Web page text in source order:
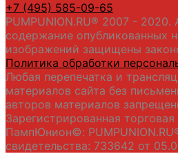
+7 (495) 585-09-65
PUMPUNION.RU® 2007 - 2020.
содержание опубликованных
изображений защищены
Политика обработки
Любая перепечатка и
материалов сайта без
авторов материалов
Зарегистрированная
ПампЮнион©:
свидетельства: 733642 от